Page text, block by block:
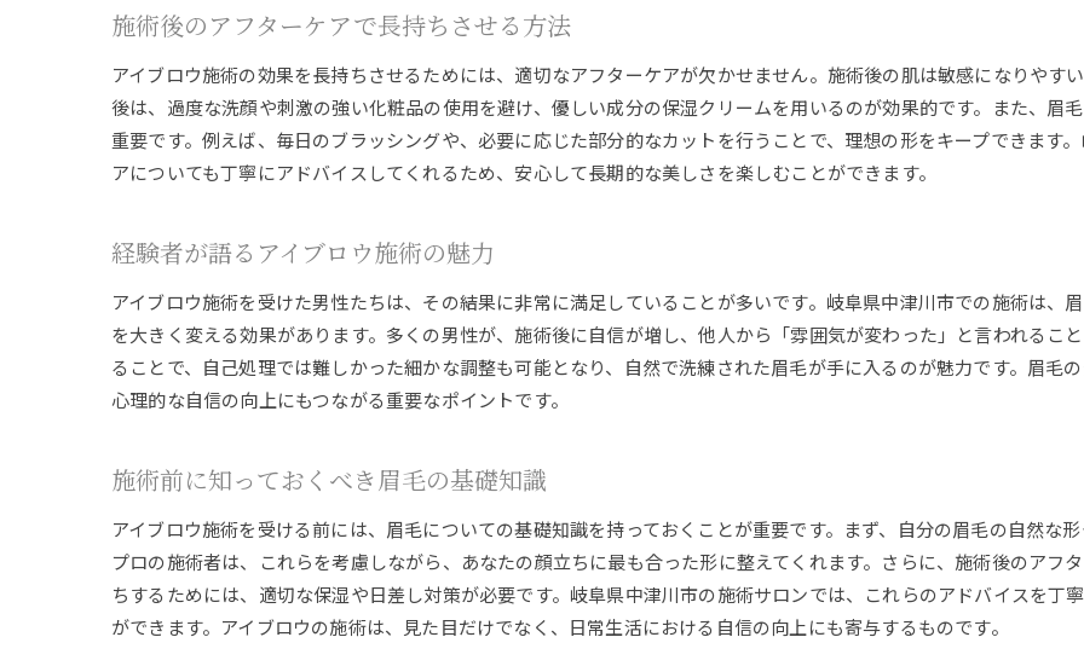
地元でのアイブロウ施術の評判
施術が持つ持続的な効果
地域の美容サロンが選ばれる理由
体験者が語る施術の価値
施術プロセスによる顔立ちの変化
顔型に合わせた施術の重要性
施術前後のビフォーアフター
地域で選ばれる理由とそのメリット
施術が持つ美的効果とその証明
人気施術の選び方とその利点
施術の効果を活用した成功事例
施術後のアフターケアで長持ちさせる方法
アイブロウ施術の効果を長持ちさせるためには、適切なアフターケアが欠かせません。施術後の肌は敏感になりやす
後は、過度な洗顔や刺激の強い化粧品の使用を避け、優しい成分の保湿クリームを用いるのが効果的です。また、眉
重要です。例えば、毎日のブラッシングや、必要に応じた部分的なカットを行うことで、理想の形をキープできます
アについても丁寧にアドバイスしてくれるため、安心して長期的な美しさを楽しむことができます。
経験者が語るアイブロウ施術の魅力
アイブロウ施術を受けた男性たちは、その結果に非常に満足していることが多いです。岐阜県中津川市での施術は、
を大きく変える効果があります。多くの男性が、施術後に自信が増し、他人から「雰囲気が変わった」と言われるこ
ることで、自己処理では難しかった細かな調整も可能となり、自然で洗練された眉毛が手に入るのが魅力です。眉毛
心理的な自信の向上にもつながる重要なポイントです。
施術前に知っておくべき眉毛の基礎知識
アイブロウ施術を受ける前には、眉毛についての基礎知識を持っておくことが重要です。まず、自分の眉毛の自然な
プロの施術者は、これらを考慮しながら、あなたの顔立ちに最も合った形に整えてくれます。さらに、施術後のアフ
ちするためには、適切な保湿や日差し対策が必要です。岐阜県中津川市の施術サロンでは、これらのアドバイスを丁
ができます。アイブロウの施術は、見た目だけでなく、日常生活における自信の向上にも寄与するものです。
ご予約はこちら
ご予約はこちら